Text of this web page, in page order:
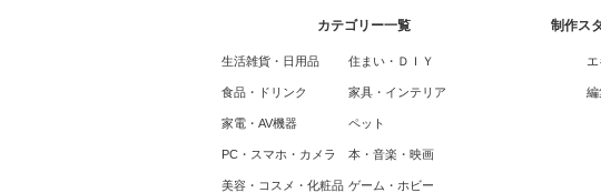
カテゴリー一覧
生活雑貨・日用品
食品・ドリンク
家電・AV機器
PC・スマホ・カメラ
美容・コスメ・化粧品
住まい・ＤＩＹ
家具・インテリア
ペット
本・音楽・映画
ゲーム・ホビー
制作ス
編